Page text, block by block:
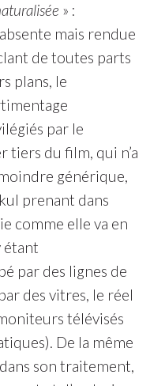
» :
mais rendue
de toutes parts
plans, le
par le
tiers du film, qui n’a
générique,
prenant dans
comme elle va en
étant
par des lignes de
des vitres, le réel
télévisés
De la même
son traitement,